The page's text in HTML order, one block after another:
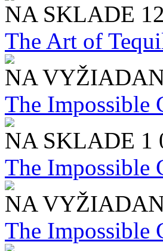
NA SKLADE
The Art of
NA
The Impossible
NA SKLADE 1
The Impossible
NA
The Impossible